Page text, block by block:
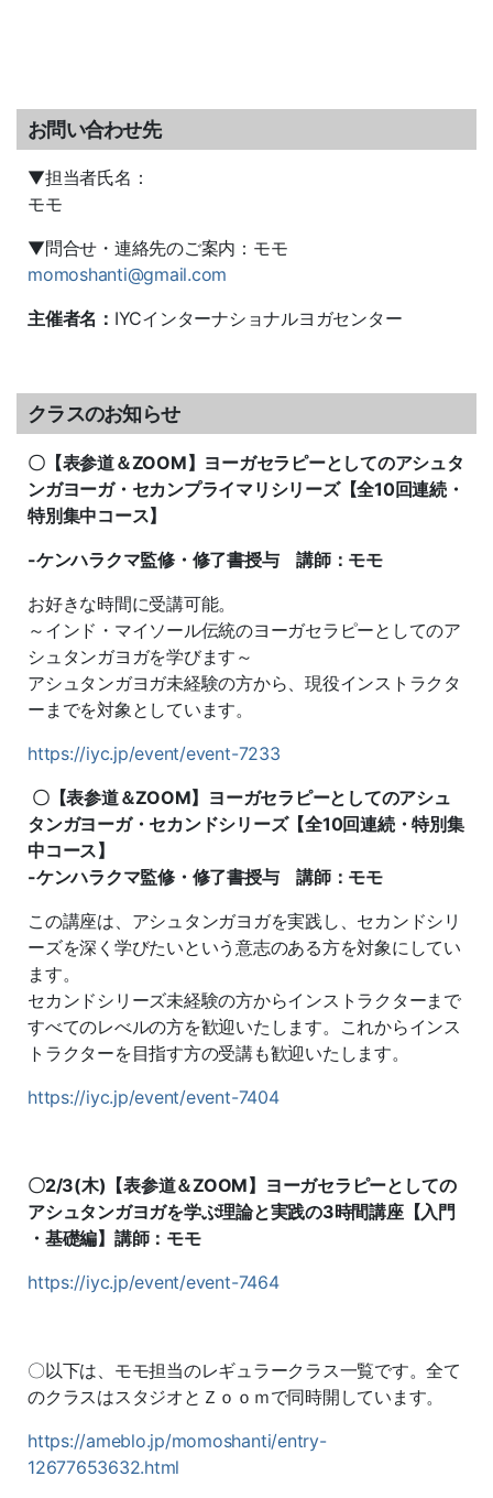
お問い合わせ先
▼担当者氏名：
モモ
▼問合せ・連絡先のご案内：モモ
momoshanti@gmail.com
主催者名： IYCインターナショナルヨガセンター
クラスのお知らせ
〇【表参道＆ZOOM】ヨーガセラピーとしてのアシュタ
ンガヨーガ・セカンプライマリシリーズ【全10回連続・
特別集中コース】
-ケンハラクマ監修・修了書授与 講師：モモ
お好きな時間に受講可能。
～インド・マイソール伝統のヨーガセラピーとしてのア
シュタンガヨガを学びます～
アシュタンガヨガ未経験の方から、現役インストラクタ
ーまでを対象としています。
https://iyc.jp/event/event-7233
〇【表参道＆ZOOM】ヨーガセラピーとしてのアシュ
タンガヨーガ・セカンドシリーズ【全10回連続・特別集
中コース】
-ケンハラクマ監修・修了書授与 講師：モモ
この講座は、アシュタンガヨガを実践し、セカンドシリ
ーズを深く学びたいという意志のある方を対象にしてい
ます。
セカンドシリーズ未経験の方からインストラクターまで
すべてのレべルの方を歓迎いたします。これからインス
トラクターを目指す方の受講も歓迎いたします。
https://iyc.jp/event/event-7404
〇2/3(木)【表参道＆ZOOM】ヨーガセラピーとしての
アシュタンガヨガを学ぶ理論と実践の3時間講座【入門
・基礎編】講師：モモ
https://iyc.jp/event/event-7464
〇以下は、モモ担当のレギュラークラス一覧です。全て
のクラスはスタジオとＺｏｏｍで同時開しています。
https://ameblo.jp/momoshanti/entry-
12677653632.html